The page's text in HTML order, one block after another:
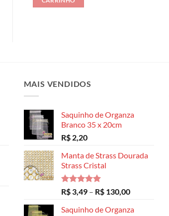
MAIS VENDIDOS
Saquinho de Organza
Branco 35 x 20cm
R$2,20
Manta de Strass Dourada
Strass Cristal
Avaliação
5.00
de 5
R$3,49 – R$130,00Faixa
preço:
Saquinho de Organza